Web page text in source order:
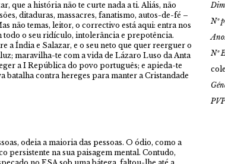
que a história não te curte nada a ti. Aliás, não
ditaduras, massacres, fanatismo, autos-de-fé –
não temas, leitor, o correctivo está aqui: entra nos
o seu ridículo, intolerância e prepotência.
a Índia e Salazar, e o seu neto que quer reerguer o
maravilha-te com a vida de Lázaro Luso da Anta
a I República do povo português; e apieda-te
batalha contra hereges para manter a Cristandade
odeia a maioria das pessoas. O ódio, como a
persistente na sua paisagem mental. Contudo,
Nº
Nº